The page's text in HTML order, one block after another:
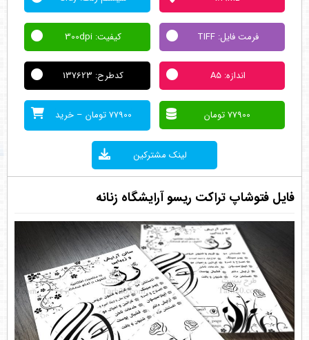
فرمت فایل: TIFF کیفیت: 300dpi
اندازه: A5 کدطرح: 137623
77900 تومان 77900 تومان – خرید
لینک مشترکین
فایل فتوشاپ تراکت ریسو آرایشگاه زنانه